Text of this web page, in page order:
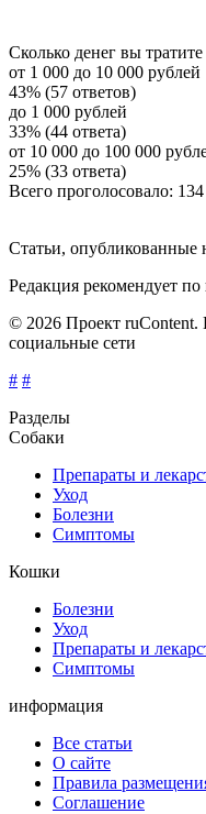
Сколько денег вы
от 1 000 до 10 000 рублей
43% (57 ответов)
до 1 000 рублей
33% (44 ответа)
от 10 000 до 100 000
25% (33 ответа)
Всего проголосовало: 134
Статьи, опубликованные
Редакция рекомендует
© 2026 Проект
социальные сети
# #
Разделы
Собаки
Препараты и
Уход
Болезни
Симптомы
Кошки
Болезни
Уход
Препараты и
Симптомы
информация
Все статьи
О сайте
Правила
Соглашение